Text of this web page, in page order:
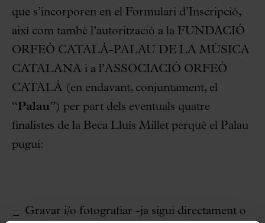
que s’incorporen en el Formulari d’Inscripció,
així com també l’autorització a la FUNDACIÓ
ORFEÓ CATALÀ-PALAU DE LA MÚSICA
CATALANA i a l’ASSOCIACIÓ ORFEÓ
CATALÀ (en endavant, conjuntament, el
“Palau”) per part dels eventuals quatre
finalistes de la Beca Lluís Millet perquè el Palau
pugui:
Gravar i/o fotografiar -ja sigui directament o